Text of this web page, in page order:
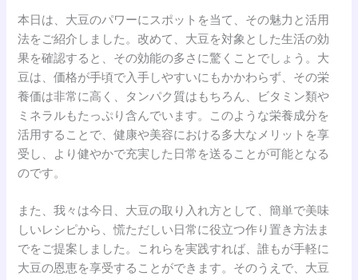
本日は、大豆のパワーにスポットを当て、その魅力と活用
法をご紹介しました。改めて、大豆を対象とした生活の効
果を確認すると、その効能の多さに驚くことでしょう。大
豆は、価格が手頃で入手しやすいにもかかわらず、その栄
養価は非常に高く、タンパク質はもちろん、ビタミン類や
ミネラルもたっぷり含んでいます。このような栄養成分を
活用することで、健康や美容における多大なメリットを享
受し、より健やかで充実した日常を送ることが可能となる
のです。
また、我々は今日、大豆の取り入れ方として、簡単で美味
しいレシピから、慌ただしい日常に役立つ作り置き方法ま
でをご提案しました。これらを実践すれば、誰もが手軽に
大豆の恩恵を享受することができます。そのうえで、大豆